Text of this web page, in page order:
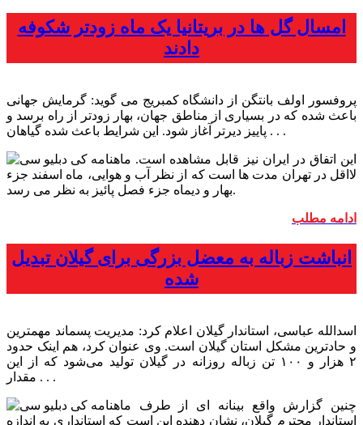
امسال گل ها در بریتانیا یک ماه زودتر شکوفه
دادند
پروفسور اولف بانتگن از دانشگاه کمبریج می گوید: گرمایش جهانی
باعث شده که در بسیاری از مناطق جهان، بهار زودتر از راه برسد و
پاییز دیرتر آغاز شود. این شرایط باعث شده گیاهان . . .
لااقل در تهران مدت ها است که از نظر آب و هوایی، ماه اسفند جزء
بهار و دیماه جزء فصل پائیز به نظر می رسد.
ادامه مطلب
انباشت زباله به معضل بزرگی برای گیلان تبدیل
شده
اسدالله عباسی، استاندار گیلان اعلام کرد: مدیریت پسماند مهمترین
و حادترین مشکل استان گیلان است. وی عنوان کرد، هم اینک حدود
۲ هزار و ۱۰۰ تن زباله روزانه در گیلان تولید می‌شود که از این
مقدار . . .
استاندار محترم گیلان، نشان دهنده این است که استانداری به اندازه